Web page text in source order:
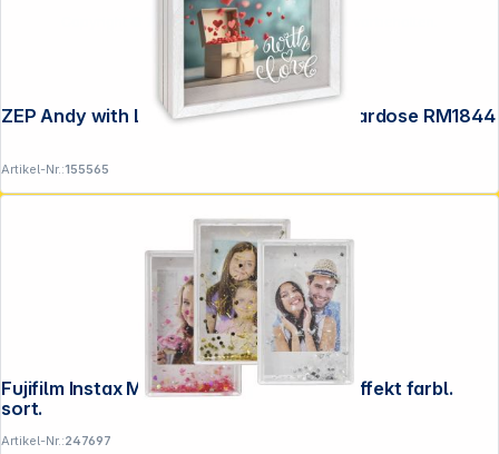
ZEP Andy with Love 6,5x21 Holz/Glas Spardose RM1844
Artikel-Nr.:155565
Fujifilm Instax Mini Frame Schneekugel-Effekt farbl.
sort.
Artikel-Nr.:247697
Copyright © 2001 - 2026 DGH - Alle Rechte vorbehalten.